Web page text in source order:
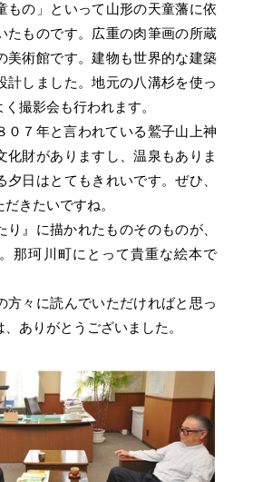
もの」といって山形の天童藩に依
たものです。広重の肉筆画の所蔵
美術館です。建物も世界的な建築
計しました。地元の八溝杉を使っ
撮影会も行われます。
０７年と言われている鷲子山上神
化財がありますし、温泉もありま
夕日はとてもきれいです。ぜひ、
きたいですね。
り』に描かれたものそのものが、
那珂川町にとって貴重な絵本で
々に読んでいただければと思っ
ありがとうございました。